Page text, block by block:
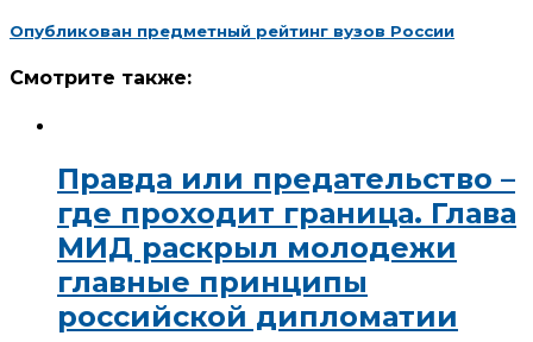
Опубликован предметный рейтинг вузов России
Смотрите также:
Правда или предательство –
где проходит граница. Глава
МИД раскрыл молодежи
главные принципы
российской дипломатии